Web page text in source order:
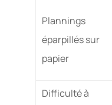
Plannings
éparpillés sur
papier
Difficulté à